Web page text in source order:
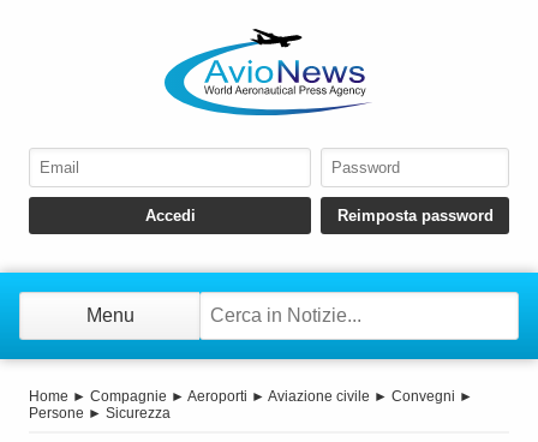
Menu
Home ► Compagnie ► Aeroporti ► Aviazione civile ► Convegni ►
Persone ► Sicurezza